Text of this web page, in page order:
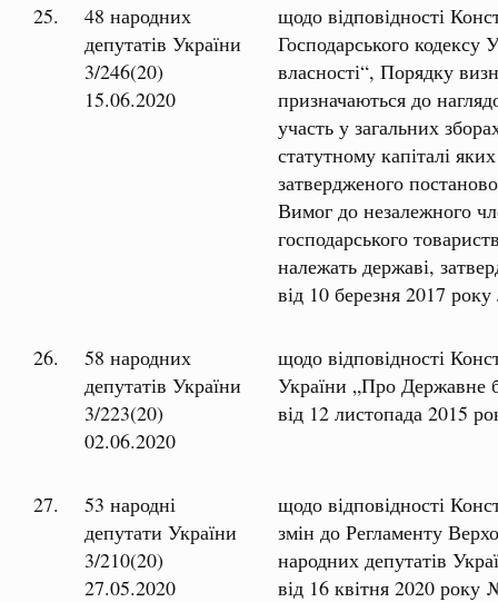
25.
48 народних
депутатів України
3/246(20)
15.06.2020
щодо відповідності
Господарського
власності“, Порядку
призначаються до
участь у загальних
статутному капіталі
затвердженого
Вимог до незалежного
господарського
належать державі,
від 10 березня 2017
26.
58 народних
депутатів України
3/223(20)
02.06.2020
щодо відповідності
України „Про Державне
від 12 листопада 2015
27.
53 народні
депутати України
3/210(20)
27.05.2020
щодо відповідності
змін до Регламенту
народних депутатів
від 16 квітня 2020